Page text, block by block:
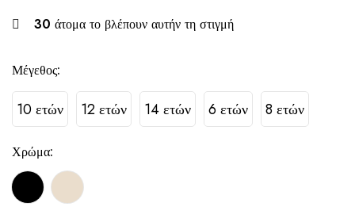
30 άτομα το βλέπουν αυτήν τη στιγμή
Μέγεθος:
10 ετών 12 ετών 14 ετών 6 ετών 8 ετών
Χρώμα: